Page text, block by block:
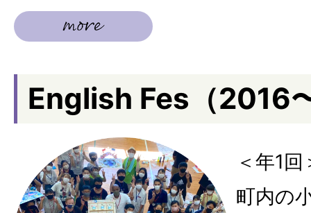
English Fes（2016
＜年1回
町内の